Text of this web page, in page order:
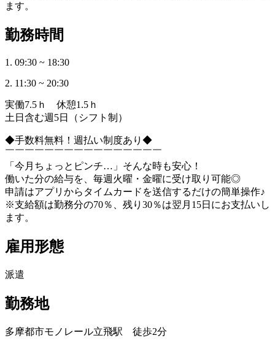
ます。
勤務時間
1. 09:30 ~ 18:30
2. 11:30 ~ 20:30
実働7.5ｈ 休憩1.5ｈ
土日含む週5日（シフト制）
◆手数料無料！週払い制度あり◆
￣￣￣￣￣￣￣￣￣￣￣￣￣￣￣￣
「今月ちょっとピンチ…」そんな時も安心！
働いた分の給与を、毎週火曜・金曜に受け取り可能◎
申請はアプリからタイムカードを送信するだけの簡単操作♪
※支給額は勤務分の70％、残り30％は翌月15日にお支払いし
ます。
雇用形態
派遣
勤務地
多摩都市モノレール立飛駅 徒歩2分